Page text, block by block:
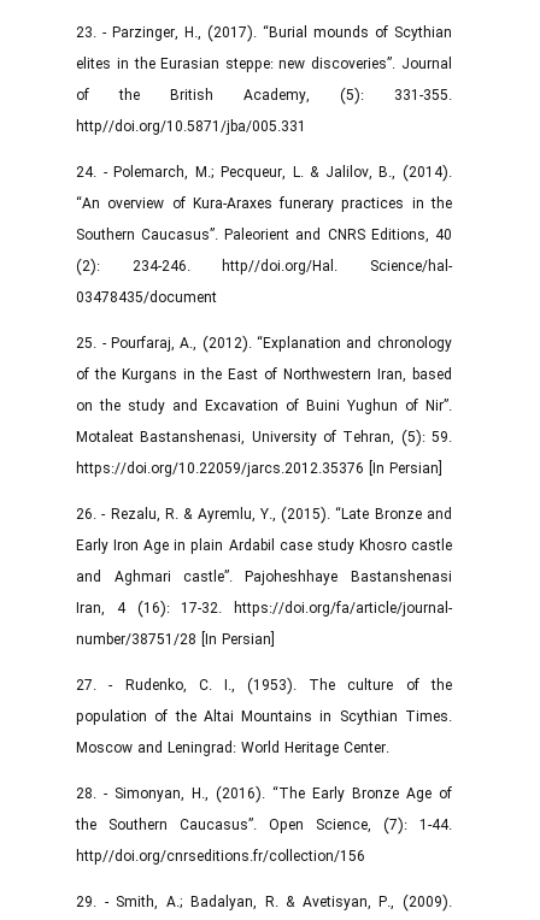
23. - Parzinger, H., (2017). “Burial mounds of Scythian
elites in the Eurasian steppe: new discoveries”. Journal
of the British Academy, (5): 331-355.
http//doi.org/10.5871/jba/005.331
24. - Polemarch, M.; Pecqueur, L. & Jalilov, B., (2014).
“An overview of Kura-Araxes funerary practices in the
Southern Caucasus”. Paleorient and CNRS Editions, 40
(2): 234-246. http//doi.org/Hal. Science/hal-
03478435/document
25. - Pourfaraj, A., (2012). “Explanation and chronology
of the Kurgans in the East of Northwestern Iran, based
on the study and Excavation of Buini Yughun of Nir”.
Motaleat Bastanshenasi, University of Tehran, (5): 59.
https://doi.org/10.22059/jarcs.2012.35376 [In Persian]
26. - Rezalu, R. & Ayremlu, Y., (2015). “Late Bronze and
Early Iron Age in plain Ardabil case study Khosro castle
and Aghmari castle”. Pajoheshhaye Bastanshenasi
Iran, 4 (16): 17-32. https://doi.org/fa/article/journal-
number/38751/28 [In Persian]
27. - Rudenko, C. I., (1953). The culture of the
population of the Altai Mountains in Scythian Times.
Moscow and Leningrad: World Heritage Center.
28. - Simonyan, H., (2016). “The Early Bronze Age of
the Southern Caucasus”. Open Science, (7): 1-44.
http//doi.org/cnrseditions.fr/collection/156
29. - Smith, A.; Badalyan, R. & Avetisyan, P., (2009).